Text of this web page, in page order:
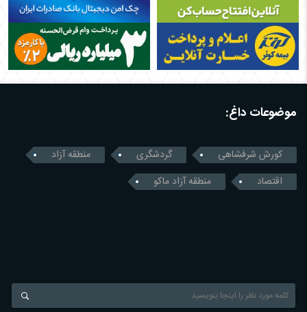
موضوعات داغ:
کورش شرفشاهی گردشگری
منطقه آزاد
اقتصاد
منطقه آزاد ماکو